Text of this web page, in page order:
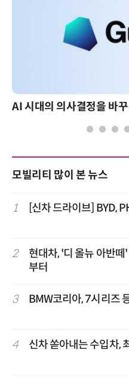
모빌리티 많이 본 뉴스
1 [신차 드라이브] BYD,
2
현대차, '디 올뉴 아반
부터
3 BMW코리아, 7시리즈
4 신차 쏟아내는 수입차,